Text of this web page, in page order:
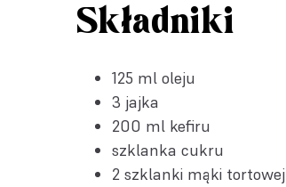
Składniki
125 ml oleju
3 jajka
200 ml kefiru
szklanka cukru
2 szklanki mąki tortowej